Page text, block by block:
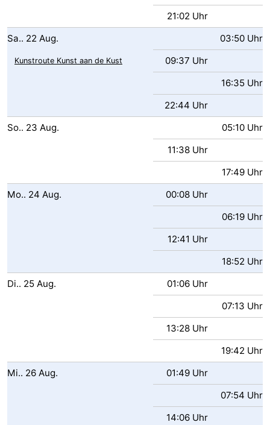
21:02 Uhr
Sa.. 22 Aug. 03:50 Uhr
Kunstroute Kunst aan de Kust
09:37 Uhr
16:35 Uhr
22:44 Uhr
So.. 23 Aug.
05:10 Uhr
11:38 Uhr
17:49 Uhr
Mo.. 24 Aug.
00:08 Uhr
06:19 Uhr
12:41 Uhr
18:52 Uhr
Di.. 25 Aug.
01:06 Uhr
07:13 Uhr
13:28 Uhr
19:42 Uhr
Mi.. 26 Aug.
01:49 Uhr
07:54 Uhr
14:06 Uhr